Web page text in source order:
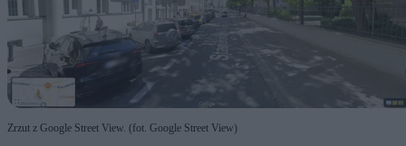
Zrzut z Google Street View. (fot. Google Street View)